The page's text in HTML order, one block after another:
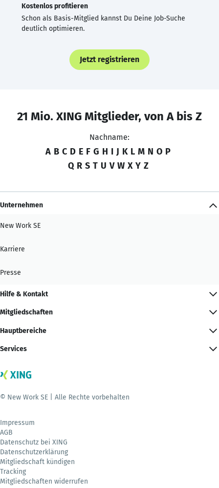
Kostenlos profitieren
Schon als Basis-Mitglied kannst Du Deine Job-Suche
deutlich optimieren.
Jetzt registrieren
21 Mio. XING Mitglieder, von A bis Z
Nachname:
A B C D E F G H I J K L M N O P
Q R S T U V W X Y Z
Unternehmen
New Work SE
Karriere
Presse
Hilfe & Kontakt
Mitgliedschaften
Hauptbereiche
Services
© New Work SE | Alle Rechte vorbehalten
Impressum
AGB
Datenschutz bei XING
Datenschutzerklärung
Mitgliedschaft kündigen
Tracking
Mitgliedschaften widerrufen